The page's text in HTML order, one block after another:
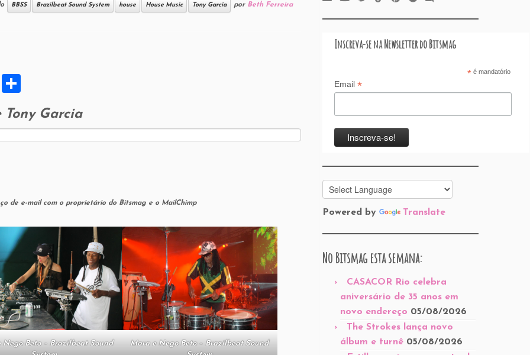
BBSS Brazilbeat Sound System house House Music Tony Garcia por Beth Ferreira
X
ar
e
Garcia
de e-mail com o proprietário do Bitsmag e o MailChimp
Nego Beto – Brazilbeat Sound
Mara e Nego Beto – Brazilbeat Sound
Inscreva-se na Newsletter do Bitsmag
*é mandatório
Email *
Powered by Translate
No Bitsmag esta semana:
CASACOR Rio celebra
aniversário de 35 anos em
novo endereço 05/08/2026
The Strokes lança novo
álbum e turnê 05/08/2026